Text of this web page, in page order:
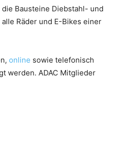
Bausteine Diebstahl- und
Räder und E-Bikes einer
online sowie telefonisch
werden. ADAC Mitglieder